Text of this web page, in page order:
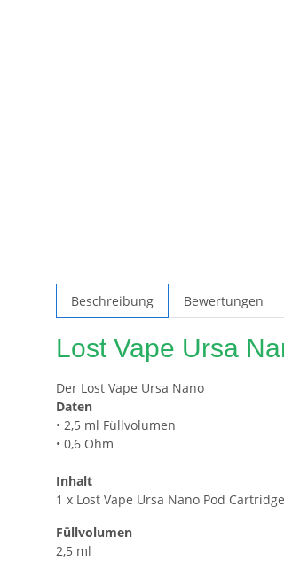
Beschreibung Bewertungen
Lost Vape Ursa
Der Lost Vape Ursa Nano
Daten
• 2,5 ml Füllvolumen
• 0,6 Ohm
Inhalt
1 x Lost Vape Ursa Nano Pod
Füllvolumen
2,5 ml